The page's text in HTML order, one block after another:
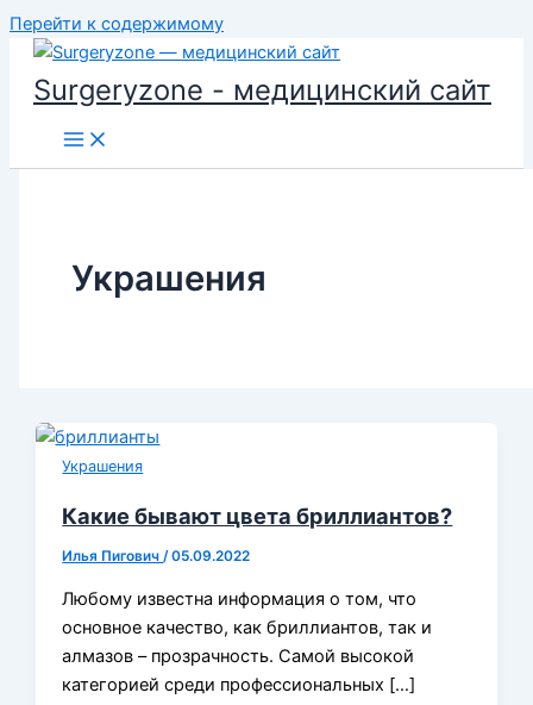
Перейти к содержимому
Surgeryzone - медицинский сайт
Украшения
Украшения
Какие бывают цвета бриллиантов?
Илья Пигович/05.09.2022
Любому известна информация о том, что
основное качество, как бриллиантов, так и
алмазов – прозрачность. Самой высокой
категорией среди профессиональных […]